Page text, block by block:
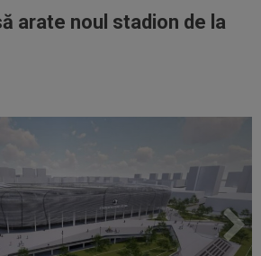
arate noul stadion de la